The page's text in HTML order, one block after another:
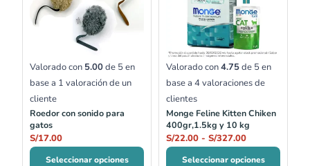
Valorado con 5.00de 5 en
base a 1 valoración de un
cliente
Roedor con sonido para
gatos
S/17.00
Seleccionar opciones
Valorado con4.75de 5 en
base a 4valoraciones de
clientes
Monge Feline Kitten Chiken
400gr,1.5kg y 10 kg
S/22.00 - S/327.00
S/22.00
hasta
S/327.00
Seleccionar opciones